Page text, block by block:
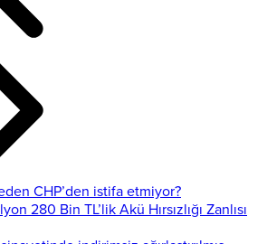
CHP’den istifa etmiyor?
280 Bin TL’lik Akü Hırsızlığı Zanlısı